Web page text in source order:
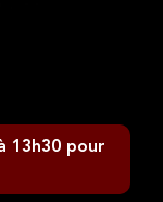
13h30 pour